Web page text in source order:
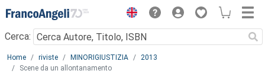
Menu
Cerca:
Main content
Home riviste MINORIGIUSTIZIA
2013
Scene da un allontanamento